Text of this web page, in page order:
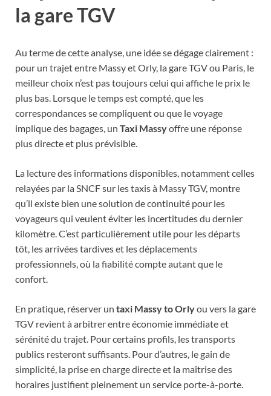
la gare TGV
Au terme de cette analyse, une idée se dégage clairement :
pour un trajet entre Massy et Orly, la gare TGV ou Paris, le
meilleur choix n’est pas toujours celui qui affiche le prix le
plus bas. Lorsque le temps est compté, que les
correspondances se compliquent ou que le voyage
implique des bagages, un Taxi Massyoffre une réponse
plus directe et plus prévisible.
La lecture des informations disponibles, notamment celles
relayées par la SNCF sur les taxis à Massy TGV, montre
qu’il existe bien une solution de continuité pour les
voyageurs qui veulent éviter les incertitudes du dernier
kilomètre. C’est particulièrement utile pour les départs
tôt, les arrivées tardives et les déplacements
professionnels, où la fiabilité compte autant que le
confort.
En pratique, réserver un taxi Massy to Orlyou vers la gare
TGV revient à arbitrer entre économie immédiate et
sérénité du trajet. Pour certains profils, les transports
publics resteront suffisants. Pour d’autres, le gain de
simplicité, la prise en charge directe et la maîtrise des
horaires justifient pleinement un service porte-à-porte.